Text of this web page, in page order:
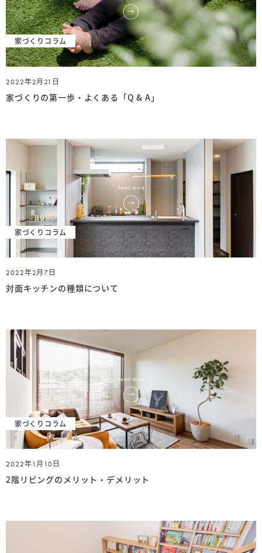
家づくりコラム
2022年2月21日
家づくりの第一歩・よくある「Q & A」
家づくりコラム
2022年2月7日
対面キッチンの種類について
家づくりコラム
2022年1月10日
2階リビングのメリット・デメリット